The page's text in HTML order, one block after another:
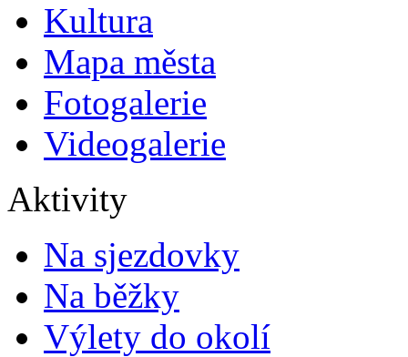
Kultura
Mapa města
Fotogalerie
Videogalerie
Aktivity
Na sjezdovky
Na běžky
Výlety do okolí